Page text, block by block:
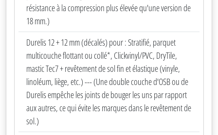
résistance à la compression plus élevée qu'une version de
18 mm.)
Durelis 12 + 12 mm (décalés) pour : Stratifié, parquet
multicouche flottant ou collé*, Clickvinyl/PVC, DryTile,
mastic Tec7 + revêtement de sol fin et élastique (vinyle,
linoléum, liège, etc.) --- (Une double couche d'OSB ou de
Durelis empêche les joints de bouger les uns par rapport
aux autres, ce qui évite les marques dans le revêtement de
sol.)